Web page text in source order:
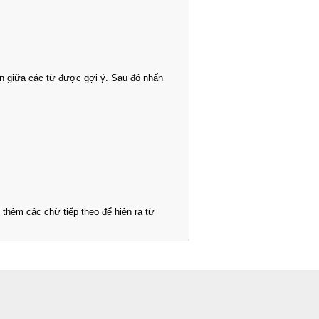
giữa các từ được gợi ý. Sau đó nhấn
các chữ tiếp theo để hiện ra từ